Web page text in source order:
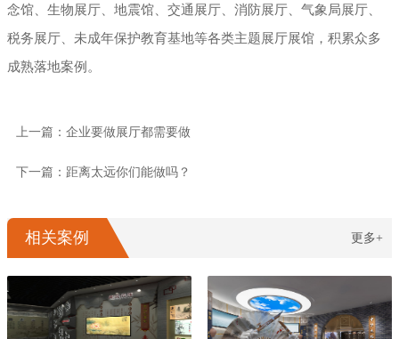
念馆、生物展厅、地震馆、交通展厅、消防展厅、气象局展厅、
税务展厅、未成年保护教育基地等各类主题展厅展馆，积累众多
成熟落地案例。
上一篇：企业要做展厅都需要做
下一篇：距离太远你们能做吗？
相关案例 更多+